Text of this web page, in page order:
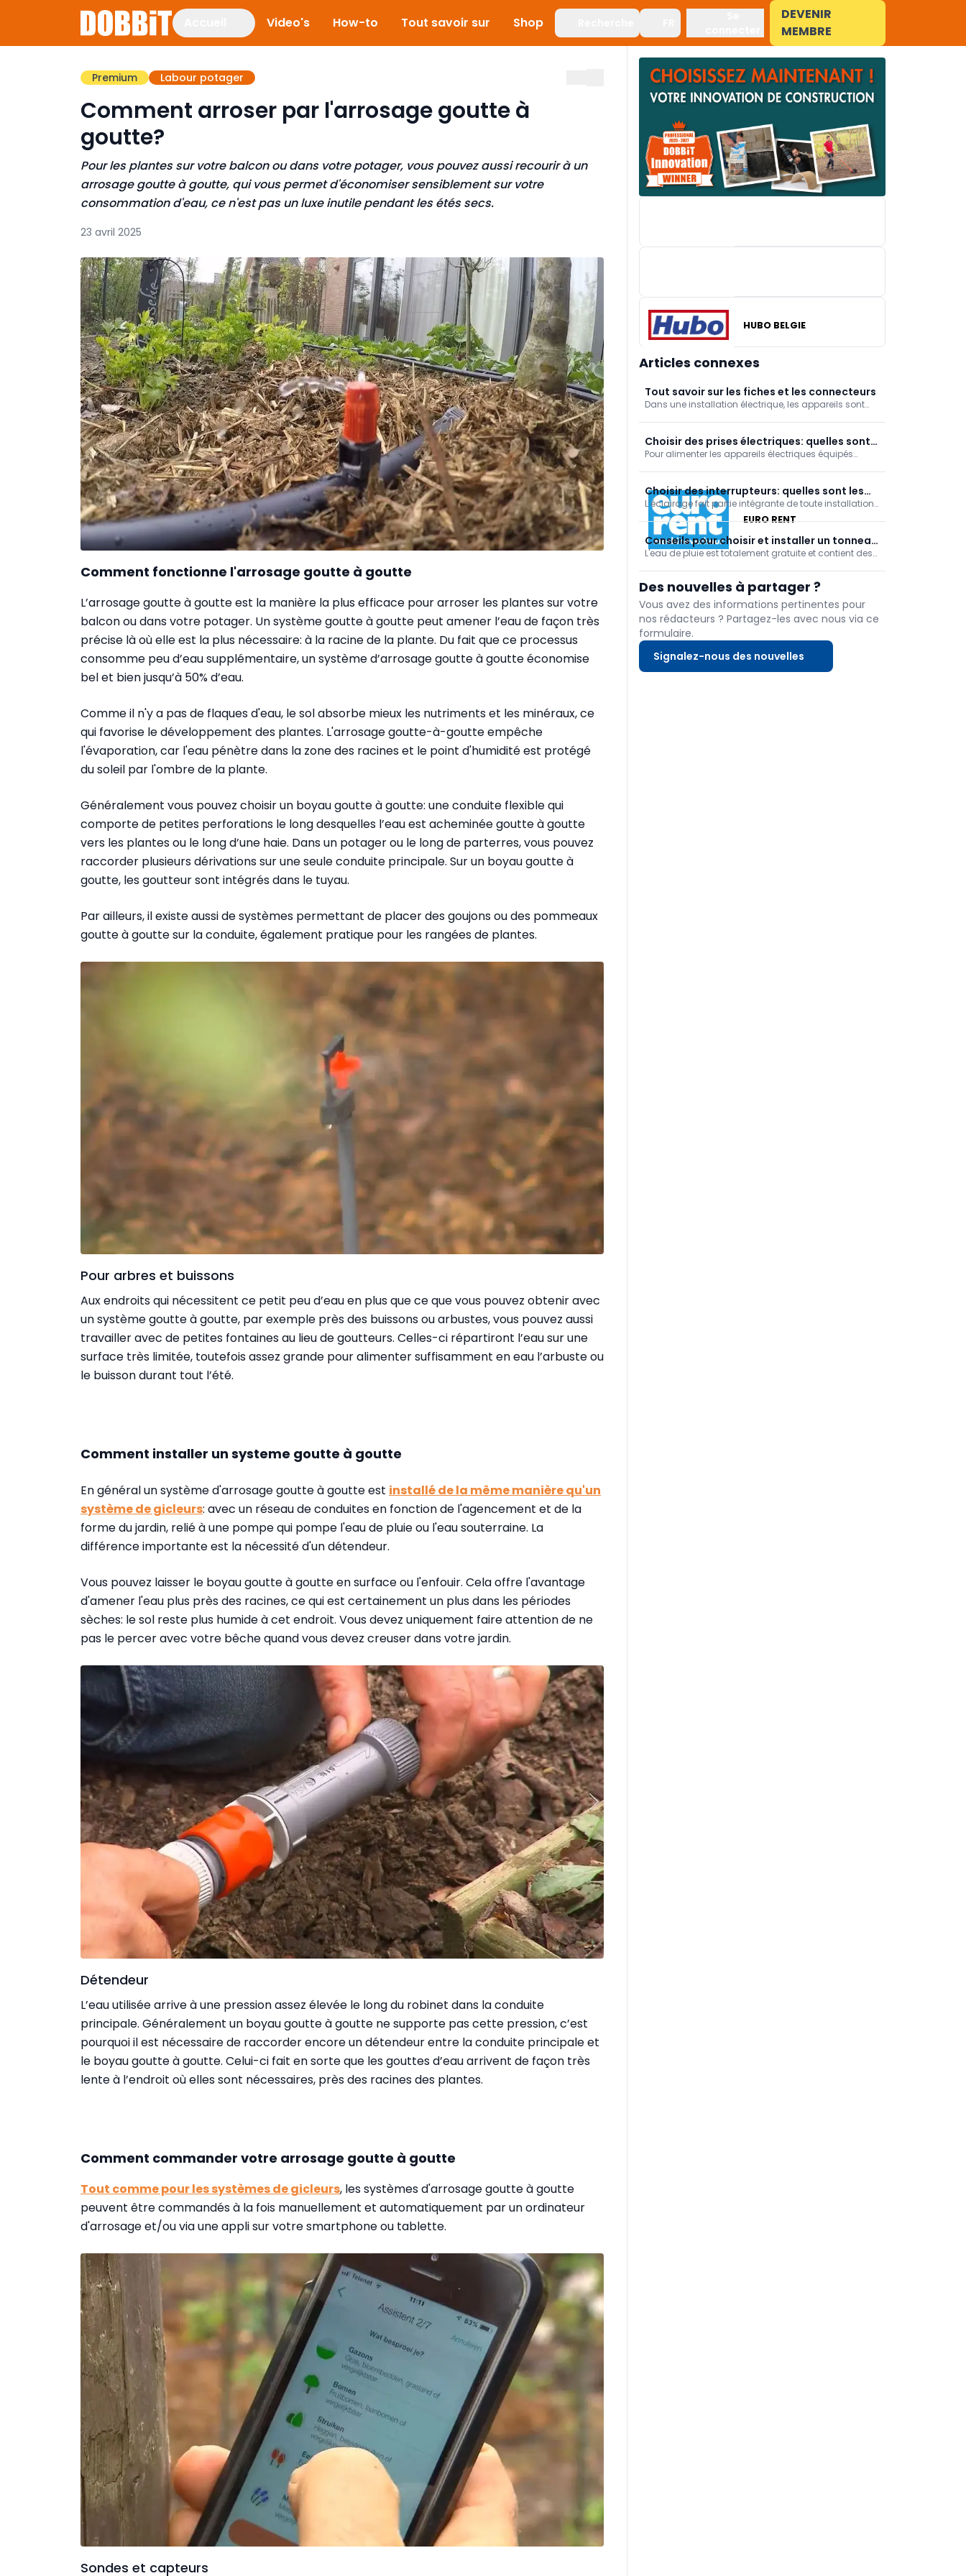
Video's How-to Tout savoir sur Shop
DEVENIR
MEMBRE
Premium Labour potager
Comment arroser par l'arrosage goutte à
goutte?
Pour les plantes sur votre balcon ou dans votre potager, vous pouvez aussi recourir à un
arrosage goutte à goutte, qui vous permet d'économiser sensiblement sur votre
consommation d'eau, ce n'est pas un luxe inutile pendant les étés secs.
23 avril 2025
Comment fonctionne l'arrosage goutte à goutte
L’arrosage goutte à goutte est la manière la plus efficace pour arroser les plantes sur votre
balcon ou dans votre potager. Un système goutte à goutte peut amener l’eau de façon très
précise là où elle est la plus nécessaire: à la racine de la plante. Du fait que ce processus
consomme peu d’eau supplémentaire, un système d’arrosage goutte à goutte économise
bel et bien jusqu’à 50% d’eau.
Comme il n'y a pas de flaques d'eau, le sol absorbe mieux les nutriments et les minéraux, ce
qui favorise le développement des plantes. L'arrosage goutte-à-goutte empêche
l'évaporation, car l'eau pénètre dans la zone des racines et le point d'humidité est protégé
du soleil par l'ombre de la plante.
Généralement vous pouvez choisir un boyau goutte à goutte: une conduite flexible qui
comporte de petites perforations le long desquelles l’eau est acheminée goutte à goutte
vers les plantes ou le long d’une haie. Dans un potager ou le long de parterres, vous pouvez
raccorder plusieurs dérivations sur une seule conduite principale. Sur un boyau goutte à
goutte, les goutteur sont intégrés dans le tuyau.
Par ailleurs, il existe aussi de systèmes permettant de placer des goujons ou des pommeaux
goutte à goutte sur la conduite, également pratique pour les rangées de plantes.
Pour arbres et buissons
Aux endroits qui nécessitent ce petit peu d’eau en plus que ce que vous pouvez obtenir avec
un système goutte à goutte, par exemple près des buissons ou arbustes, vous pouvez aussi
travailler avec de petites fontaines au lieu de goutteurs. Celles-ci répartiront l’eau sur une
surface très limitée, toutefois assez grande pour alimenter suffisamment en eau l’arbuste ou
le buisson durant tout l’été.
Comment installer un systeme goutte à goutte
En général un système d'arrosage goutte à goutte est installé de la même manière qu'un
système de gicleurs: avec un réseau de conduites en fonction de l'agencement et de la
forme du jardin, relié à une pompe qui pompe l'eau de pluie ou l'eau souterraine. La
différence importante est la nécessité d'un détendeur.
Vous pouvez laisser le boyau goutte à goutte en surface ou l'enfouir. Cela offre l'avantage
d'amener l'eau plus près des racines, ce qui est certainement un plus dans les périodes
sèches: le sol reste plus humide à cet endroit. Vous devez uniquement faire attention de ne
pas le percer avec votre bêche quand vous devez creuser dans votre jardin.
Détendeur
L’eau utilisée arrive à une pression assez élevée le long du robinet dans la conduite
principale. Généralement un boyau goutte à goutte ne supporte pas cette pression, c’est
pourquoi il est nécessaire de raccorder encore un détendeur entre la conduite principale et
le boyau goutte à goutte. Celui-ci fait en sorte que les gouttes d’eau arrivent de façon très
lente à l’endroit où elles sont nécessaires, près des racines des plantes.
Comment commander votre arrosage goutte à goutte
Tout comme pour les systèmes de gicleurs, les systèmes d'arrosage goutte à goutte
peuvent être commandés à la fois manuellement et automatiquement par un ordinateur
d'arrosage et/ou via une appli sur votre smartphone ou tablette.
Sondes et capteurs
EURO RENT
HUBO BELGIE
Articles connexes
Tout savoir sur les fiches et les connecteurs
Dans une installation électrique, les appareils sont
sûre et simple entre un appareil et l'installation, tant
pour l'alimentation électrique que pour
Choisir des prises électriques: quelles sont
les options?
Pour alimenter les appareils électriques équipés
habitations, celles-ci délivrent généralement une
tension alternative de 230 V. Découvrez les principaux
Choisir des interrupteurs: quelles sont les
options?
L’éclairage fait partie intégrante de toute installation
électrique. Pour le commander, les interrupteurs sont
incontournables. Ils permettent d’allumer ou
d’éteindre un point lumineux et se déclinent en
plusieurs modèles selon les besoins.
Conseils pour choisir et installer un tonneau
d'eau de pluie
L'eau de pluie est totalement gratuite et contient des
contient pas de calcaire, elle est idéale pour laver sa
voiture sans laisser de traces...
Des nouvelles à partager ?
Vous avez des informations pertinentes pour
nos rédacteurs ? Partagez-les avec nous via ce
formulaire.
Signalez-nous des nouvelles